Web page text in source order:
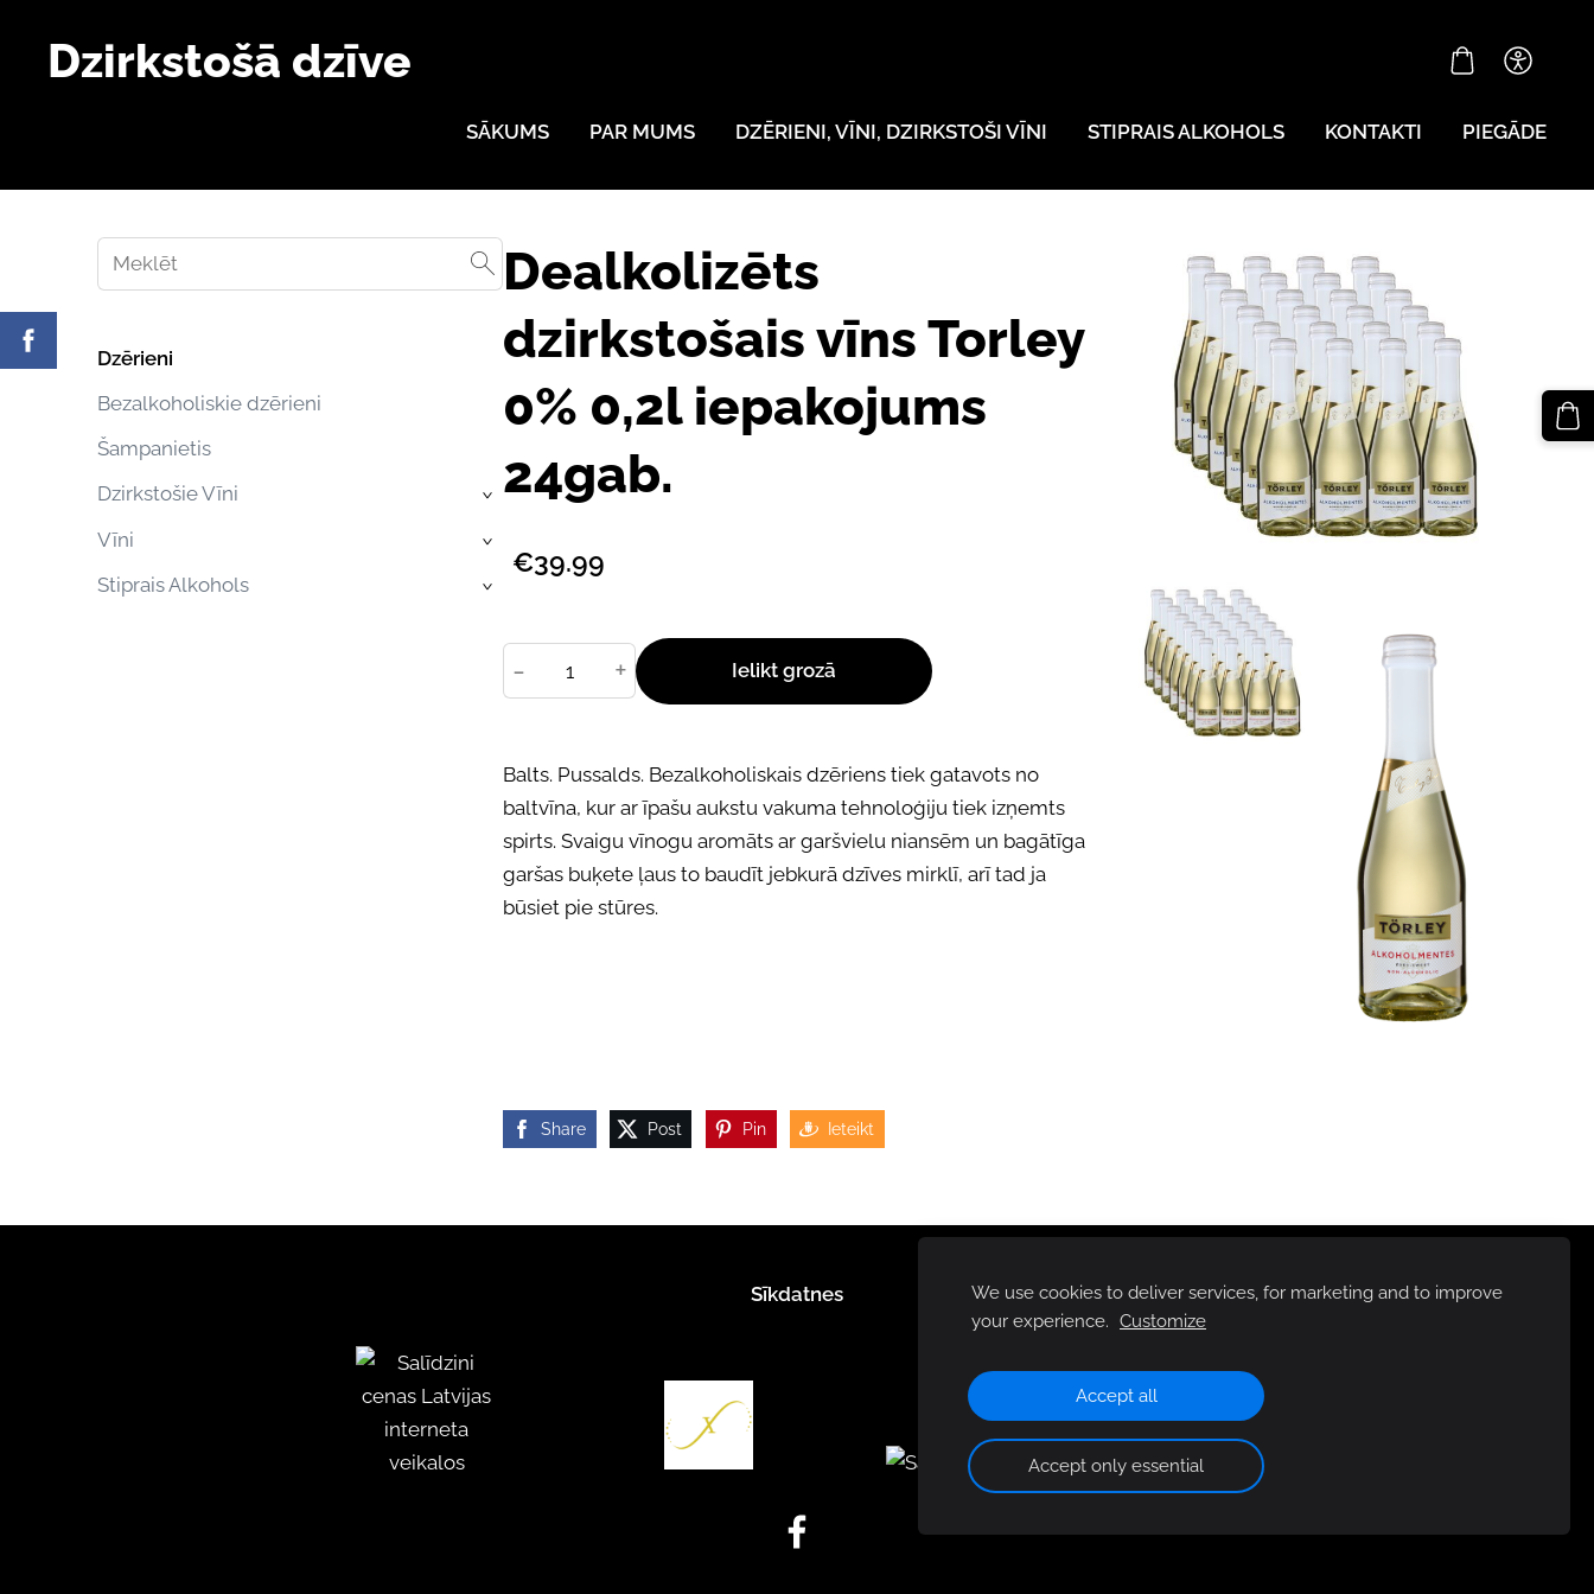
Dzirkstošā dzīve
SĀKUMS PAR MUMS DZĒRIENI, VĪNI, DZIRKSTOŠI VĪNI STIPRAIS ALKOHOLS KONTAKTI PIEGĀDE
Dzērieni
Bezalkoholiskie dzērieni
Šampanietis
Dzirkstošie Vīni
›
Vīni ›
Stiprais Alkohols ›
Dealkolizēts
dzirkstošais vīns Torley
0% 0,2l iepakojums
24gab.
€39.99
- + Ielikt grozā
Balts. Pussalds. Bezalkoholiskais dzēriens tiek gatavots no
baltvīna, kur ar īpašu aukstu vakuma tehnoloģiju tiek izņemts
spirts. Svaigu vīnogu aromāts ar garšvielu niansēm un bagātīga
garšas buķete ļaus to baudīt jebkurā dzīves mirklī, arī tad ja
būsiet pie stūres.
Share Post Pin Ieteikt
Sīkdatnes
We use cookies to deliver services, for marketing and to improve
your experience. Customize
Accept all
Accept only essential